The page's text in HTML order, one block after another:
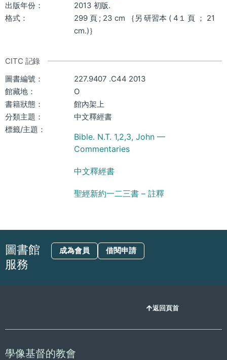
出版年份：
2013 初版.
格式：
299 頁 ; 23 cm ｛另 研習本 ( 4１ 頁 ； 21
cm.)｝
CITC 記錄
圖書編號：
227.9407 .C44 2013
館藏地：
O
書籍狀態：
館內架上
分類主題：
中文釋經書
標籤/主題：
Bible. N.T. 1,2,3, John —
Commentaries
中文釋經書
聖經新約一二三書 – 註釋
圖書館
服務
成為會員 借閱申請
返回頁首
學像基督的教會